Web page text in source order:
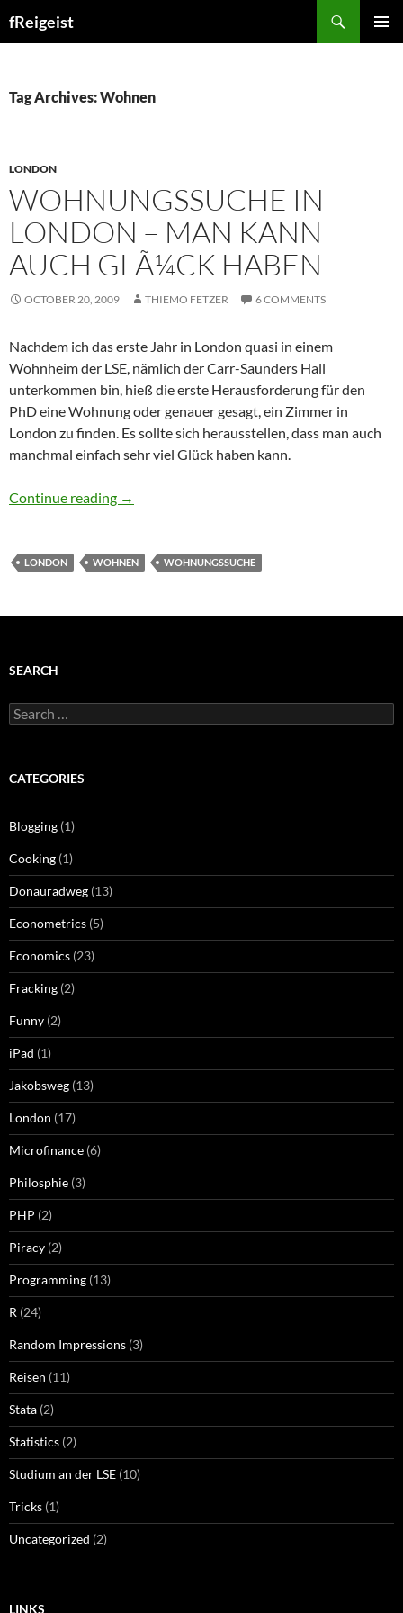
fReigeist
Tag Archives: Wohnen
LONDON
WOHNUNGSSUCHE IN
LONDON – MAN KANN
AUCH GLÃ¼CK HABEN
OCTOBER 20, 2009 THIEMO FETZER 6 COMMENTS
Nachdem ich das erste Jahr in London quasi in einem
Wohnheim der LSE, nämlich der Carr-Saunders Hall
unterkommen bin, hieß die erste Herausforderung für den
PhD eine Wohnung oder genauer gesagt, ein Zimmer in
London zu finden. Es sollte sich herausstellen, dass man auch
manchmal einfach sehr viel Glück haben kann.
Continue reading Wohnungssuche in London – Man kann auch
→
LONDON WOHNEN WOHNUNGSSUCHE
SEARCH
Search
for:
CATEGORIES
Blogging (1)
Cooking (1)
Donauradweg (13)
Econometrics (5)
Economics (23)
Fracking (2)
Funny (2)
iPad (1)
Jakobsweg (13)
London (17)
Microfinance (6)
Philosphie (3)
PHP (2)
Piracy (2)
Programming (13)
R (24)
Random Impressions (3)
Reisen (11)
Stata (2)
Statistics (2)
Studium an der LSE (10)
Tricks (1)
Uncategorized (2)
LINKS